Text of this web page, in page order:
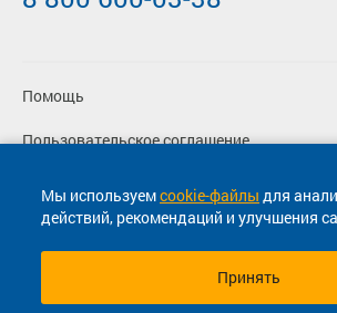
Мы используемcookie-файлы для
действий, рекомендаций и улучшения
Принять
Помощь
Пользовательское соглашение
Политика конфиденциальности
Согласие на маркетинговые сообщения
© 2013-2026, ООО "Капитал"- Онлайн